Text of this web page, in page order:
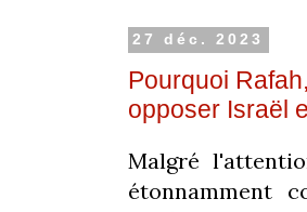
27 déc. 2023
Pourquoi
opposer Israël
Malgré
étonnamment